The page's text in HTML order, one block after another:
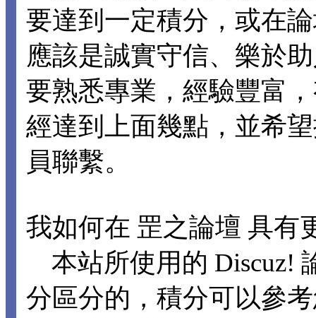
要達到一定積分，或在
應該是誠實守信、樂於
要熟悉專業，經驗豐富
經達到上面幾點，並希
員聯繫。
我如何在 罡之論壇 具有
本站所使用的 Discuz!
分區分的，積分可以參